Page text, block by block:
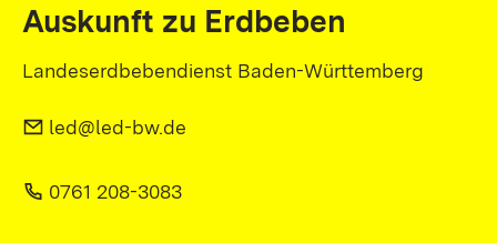
Auskunft zu Erdbeben
Landeserdbebendienst Baden-Württemberg
led@led-bw.de
0761 208-3083